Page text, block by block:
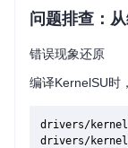
问题排查：
错误现象还原
编译KernelSU时
drivers/